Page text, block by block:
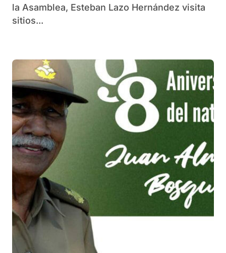
la Asamblea, Esteban Lazo Hernández visita
sitios...